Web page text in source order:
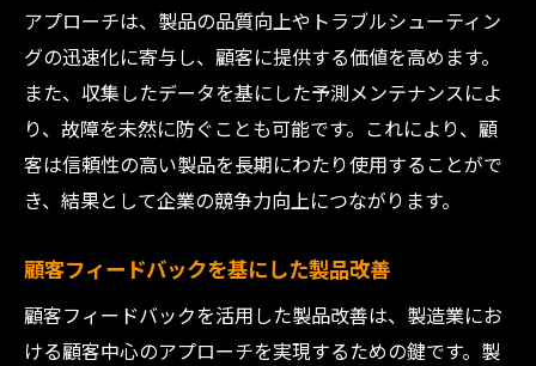
アプローチは、製品の品質向上やトラブルシューティン
グの迅速化に寄与し、顧客に提供する価値を高めます。
また、収集したデータを基にした予測メンテナンスによ
り、故障を未然に防ぐことも可能です。これにより、顧
客は信頼性の高い製品を長期にわたり使用することがで
き、結果として企業の競争力向上につながります。
顧客フィードバックを基にした製品改善
顧客フィードバックを活用した製品改善は、製造業にお
ける顧客中心のアプローチを実現するための鍵です。製